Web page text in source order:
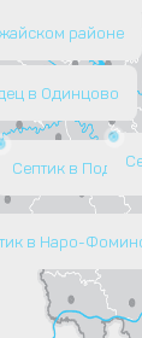
в Одинцово
Септик в
в Наро-
районе